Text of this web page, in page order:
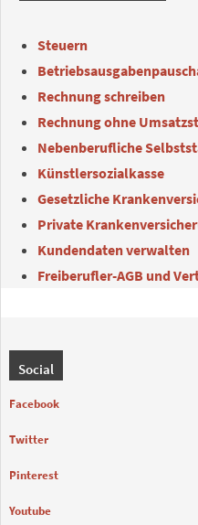
Steuern
Rechnung schreiben
Rechnung ohne
Nebenberufliche
Künstlersozialkasse
Gesetzliche
Private
Kundendaten verwalten
Freiberufler-AGB und
Social
Facebook
Twitter
Pinterest
Youtube